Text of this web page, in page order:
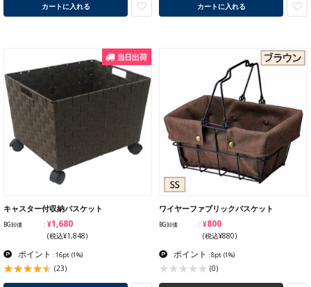
カートに入れる カートに入れる
キャスター付収納バスケット
BG卸価 ¥1,680
(税込¥1,848)
ポイント : 16pt (1%)
(23)
ワイヤーファブリックバスケット
BG卸価 ¥800
(税込¥880)
ポイント : 8pt (1%)
(0)